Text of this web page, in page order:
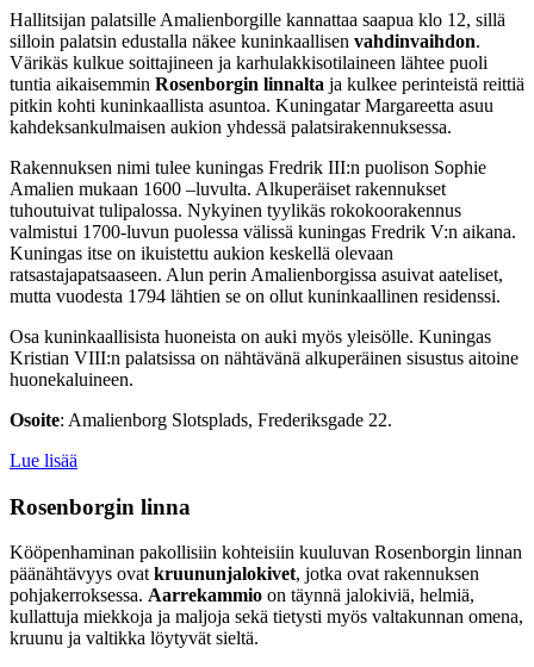
Hallitsijan palatsille Amalienborgille kannattaa saapua klo 12, sillä
silloin palatsin edustalla näkee kuninkaallisen vahdinvaihdon.
Värikäs kulkue soittajineen ja karhulakkisotilaineen lähtee puoli
tuntia aikaisemmin Rosenborgin linnalta ja kulkee perinteistä reittiä
pitkin kohti kuninkaallista asuntoa. Kuningatar Margareetta asuu
kahdeksankulmaisen aukion yhdessä palatsirakennuksessa.
Rakennuksen nimi tulee kuningas Fredrik III:n puolison Sophie
Amalien mukaan 1600 –luvulta. Alkuperäiset rakennukset
tuhoutuivat tulipalossa. Nykyinen tyylikäs rokokoorakennus
valmistui 1700-luvun puolessa välissä kuningas Fredrik V:n aikana.
Kuningas itse on ikuistettu aukion keskellä olevaan
ratsastajapatsaaseen. Alun perin Amalienborgissa asuivat aateliset,
mutta vuodesta 1794 lähtien se on ollut kuninkaallinen residenssi.
Osa kuninkaallisista huoneista on auki myös yleisölle. Kuningas
Kristian VIII:n palatsissa on nähtävänä alkuperäinen sisustus aitoine
huonekaluineen.
Osoite: Amalienborg Slotsplads, Frederiksgade 22.
Lue lisää
Rosenborgin linna
Kööpenhaminan pakollisiin kohteisiin kuuluvan Rosenborgin linnan
päänähtävyys ovat kruununjalokivet, jotka ovat rakennuksen
pohjakerroksessa. Aarrekammio on täynnä jalokiviä, helmiä,
kullattuja miekkoja ja maljoja sekä tietysti myös valtakunnan omena,
kruunu ja valtikka löytyvät sieltä.